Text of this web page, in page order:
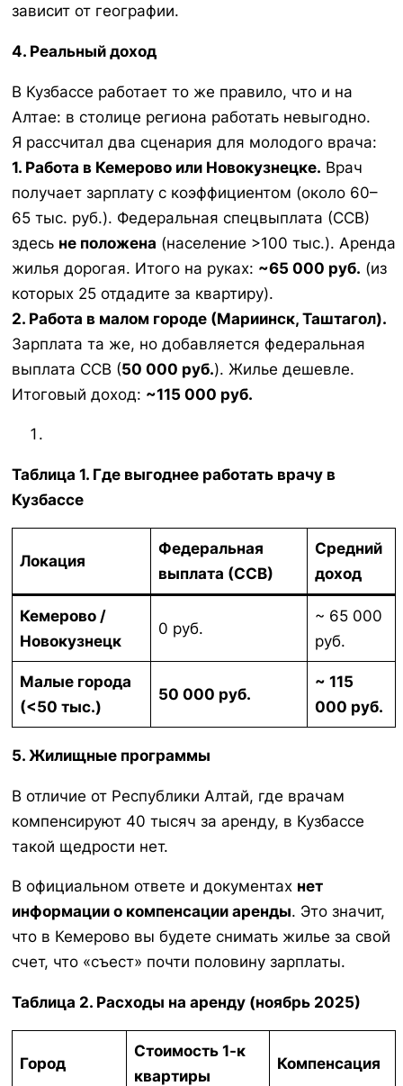
зависит от географии.
4. Реальный доход
В Кузбассе работает то же правило, что и на
Алтае: в столице региона работать невыгодно.
Я рассчитал два сценария для молодого врача:
1. Работа в Кемерово или Новокузнецке. Врач
получает зарплату с коэффициентом (около 60–
65 тыс. руб.). Федеральная спецвыплата (ССВ)
здесь не положена (население >100 тыс.). Аренда
жилья дорогая. Итого на руках: ~65 000 руб. (из
которых 25 отдадите за квартиру).
2. Работа в малом городе (Мариинск, Таштагол).
Зарплата та же, но добавляется федеральная
выплата ССВ (50 000 руб.). Жилье дешевле.
Итоговый доход: ~115 000 руб.
Таблица 1. Где выгоднее работать врачу в
Кузбассе
Локация
Федеральная
выплата (ССВ)
Средний
доход
Кемерово /
Новокузнецк
0 руб.
~ 65 000
руб.
Малые города
(<50 тыс.)
50 000 руб.
~ 115
000 руб.
5. Жилищные программы
В отличие от Республики Алтай, где врачам
компенсируют 40 тысяч за аренду, в Кузбассе
такой щедрости нет.
В официальном ответе и документах нет
информации о компенсации аренды. Это значит,
что в Кемерово вы будете снимать жилье за свой
счет, что «съест» почти половину зарплаты.
Таблица 2. Расходы на аренду (ноябрь 2025)
Город
Стоимость 1-к
квартиры
Компенсация